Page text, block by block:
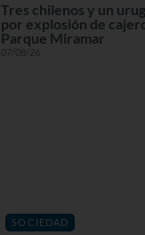
Tres chilenos y un
por explosión de
Parque Miramar
07/08/26
SOCIEDAD